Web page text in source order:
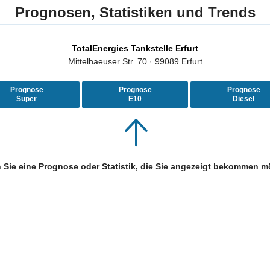
Prognosen, Statistiken und Trends
TotalEnergies Tankstelle Erfurt
Mittelhaeuser Str. 70 · 99089 Erfurt
Prognose
Super
Prognose
E10
Prognose
Diesel
Sie eine Prognose oder Statistik, die Sie angezeigt bekommen